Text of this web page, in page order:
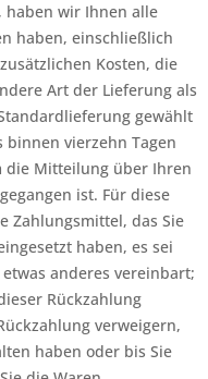
haben wir Ihnen alle
haben, einschließlich
Kosten, die
Art der Lieferung als
gewählt
vierzehn Tagen
die Mitteilung über Ihren
ist. Für diese
Zahlungsmittel, das Sie
haben, es sei
anderes vereinbart;
Rückzahlung
verweigern,
haben oder bis Sie